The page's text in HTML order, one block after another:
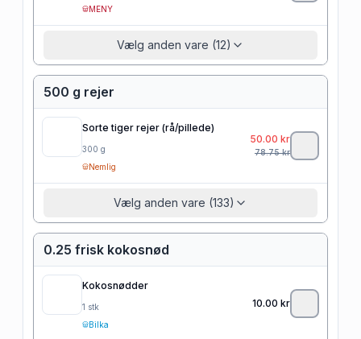
MENY
Vælg anden vare (12)
500 g rejer
Sorte tiger rejer (rå/pillede)
300 g
Nemlig
50.00 kr
78.75kr
Vælg anden vare (133)
0.25 frisk kokosnød
Kokosnødder
1 stk
Bilka
10.00 kr